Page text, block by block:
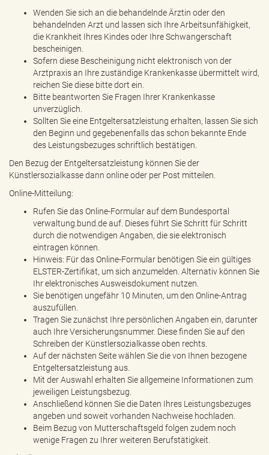
Wenden Sie sich an die behandelnde Ärztin oder den
behandelnden Arzt und lassen sich Ihre Arbeitsunfähigkeit,
die Krankheit Ihres Kindes oder Ihre Schwangerschaft
bescheinigen.
Sofern diese Bescheinigung nicht elektronisch von der
Arztpraxis an Ihre zuständige Krankenkasse übermittelt wird,
reichen Sie diese bitte dort ein.
Bitte beantworten Sie Fragen Ihrer Krankenkasse
unverzüglich.
Sollten Sie eine Entgeltersatzleistung erhalten, lassen Sie sich
den Beginn und gegebenenfalls das schon bekannte Ende
des Leistungsbezuges schriftlich bestätigen.
Den Bezug der Entgeltersatzleistung können Sie der
Künstlersozialkasse dann online oder per Post mitteilen.
Online-Mitteilung:
Rufen Sie das Online-Formular auf dem Bundesportal
verwaltung.bund.de auf. Dieses führt Sie Schritt für Schritt
durch die notwendigen Angaben, die sie elektronisch
eintragen können.
Hinweis: Für das Online-Formular benötigen Sie ein gültiges
ELSTER-Zertifikat, um sich anzumelden. Alternativ können Sie
Ihr elektronisches Ausweisdokument nutzen.
Sie benötigen ungefähr 10 Minuten, um den Online-Antrag
auszufüllen.
Tragen Sie zunächst Ihre persönlichen Angaben ein, darunter
auch Ihre Versicherungsnummer. Diese finden Sie auf den
Schreiben der Künstlersozialkasse oben rechts.
Auf der nächsten Seite wählen Sie die von Ihnen bezogene
Entgeltersatzleistung aus.
Mit der Auswahl erhalten Sie allgemeine Informationen zum
jeweiligen Leistungsbezug.
Anschließend können Sie die Daten Ihres Leistungsbezuges
angeben und soweit vorhanden Nachweise hochladen.
Beim Bezug von Mutterschaftsgeld folgen zudem noch
wenige Fragen zu Ihrer weiteren Berufstätigkeit.